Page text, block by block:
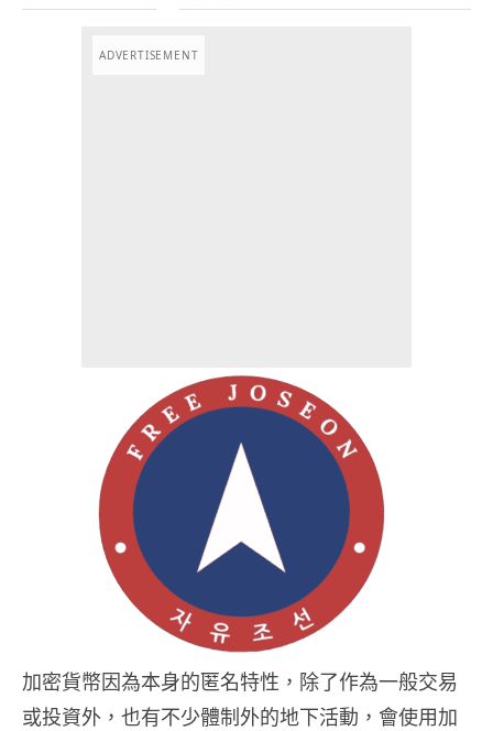
ADVERTISEMENT
加密貨幣因為本身的匿名特性，除了作為一般交易
或投資外，也有不少體制外的地下活動，會使用加